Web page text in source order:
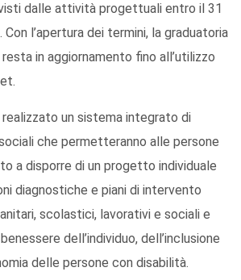
dalle attività progettuali entro il 31
l’apertura dei termini, la graduatoria
in aggiornamento fino all’utilizzo
realizzato un sistema integrato di
che permetteranno alle persone
a disporre di un progetto individuale
diagnostiche e piani di intervento
scolastici, lavorativi e sociali e
dell’individuo, dell’inclusione
delle persone con disabilità.